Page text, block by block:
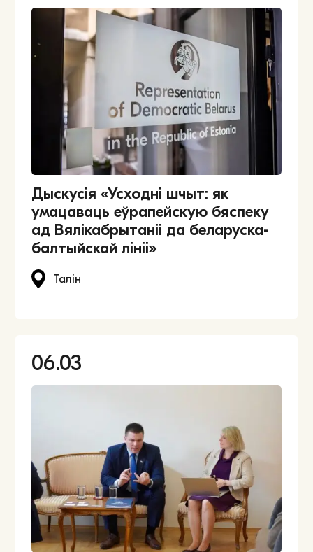
Дыскусія «Усходні шчыт: як
умацаваць еўрапейскую бяспеку
ад Вялікабрытаніі да беларуска-
балтыйскай лініі»
Талін
06.03